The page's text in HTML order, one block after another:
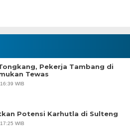
Pekerja Tambang di
Tewas
WIB
Potensi Karhutla di Sulteng
WIB